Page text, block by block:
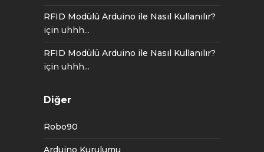
RFID Modülü Arduino ile Nasıl Kullanılır?
için uhhh...
RFID Modülü Arduino ile Nasıl Kullanılır?
için uhhh...
Diğer
Robo90
Arduino Kurulumu